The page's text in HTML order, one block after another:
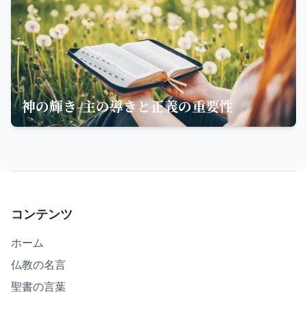
神の輝き-主の導きと正義の重要性
コンテンツ
ホーム
仏教の名言
聖書の言葉